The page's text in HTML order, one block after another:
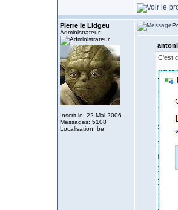
Pierre le Lidgeu
Administrateur
Inscrit le: 22 Mai 2006
Messages: 5108
Localisation: be
C'est